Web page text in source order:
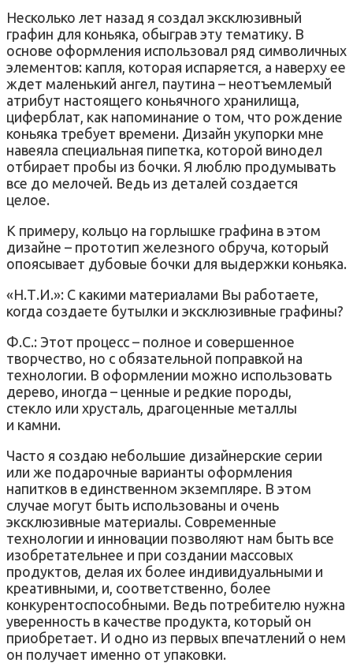
Несколько лет назад я создал эксклюзивный
графин для коньяка, обыграв эту тематику. В
основе оформления использовал ряд символичных
элементов: капля, которая испаряется, а наверху ее
ждет маленький ангел, паутина – неотъемлемый
атрибут настоящего коньячного хранилища,
циферблат, как напоминание о том, что рождение
коньяка требует времени. Дизайн укупорки мне
навеяла специальная пипетка, которой винодел
отбирает пробы из бочки. Я люблю продумывать
все до мелочей. Ведь из деталей создается
целое.
К примеру, кольцо на горлышке графина в этом
дизайне – прототип железного обруча, который
опоясывает дубовые бочки для выдержки коньяка.
«Н.Т.И.»: С какими материалами Вы работаете,
когда создаете бутылки и эксклюзивные графины?
Ф.С.: Этот процесс – полное и совершенное
творчество, но с обязательной поправкой на
технологии. В оформлении можно использовать
дерево, иногда – ценные и редкие породы,
стекло или хрусталь, драгоценные металлы
и камни.
Часто я создаю небольшие дизайнерские серии
или же подарочные варианты оформления
напитков в единственном экземпляре. В этом
случае могут быть использованы и очень
эксклюзивные материалы. Современные
технологии и инновации позволяют нам быть все
изобретательнее и при создании массовых
продуктов, делая их более индивидуальными и
креативными, и, соответственно, более
конкурентоспособными. Ведь потребителю нужна
уверенность в качестве продукта, который он
приобретает. И одно из первых впечатлений о нем
он получает именно от упаковки.